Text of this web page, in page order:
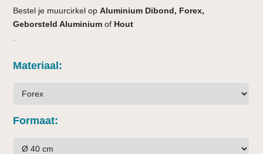
Bestel je muurcirkel opAluminium Dibond, Forex,
Geborsteld Aluminium of Hout
Materiaal
Formaat